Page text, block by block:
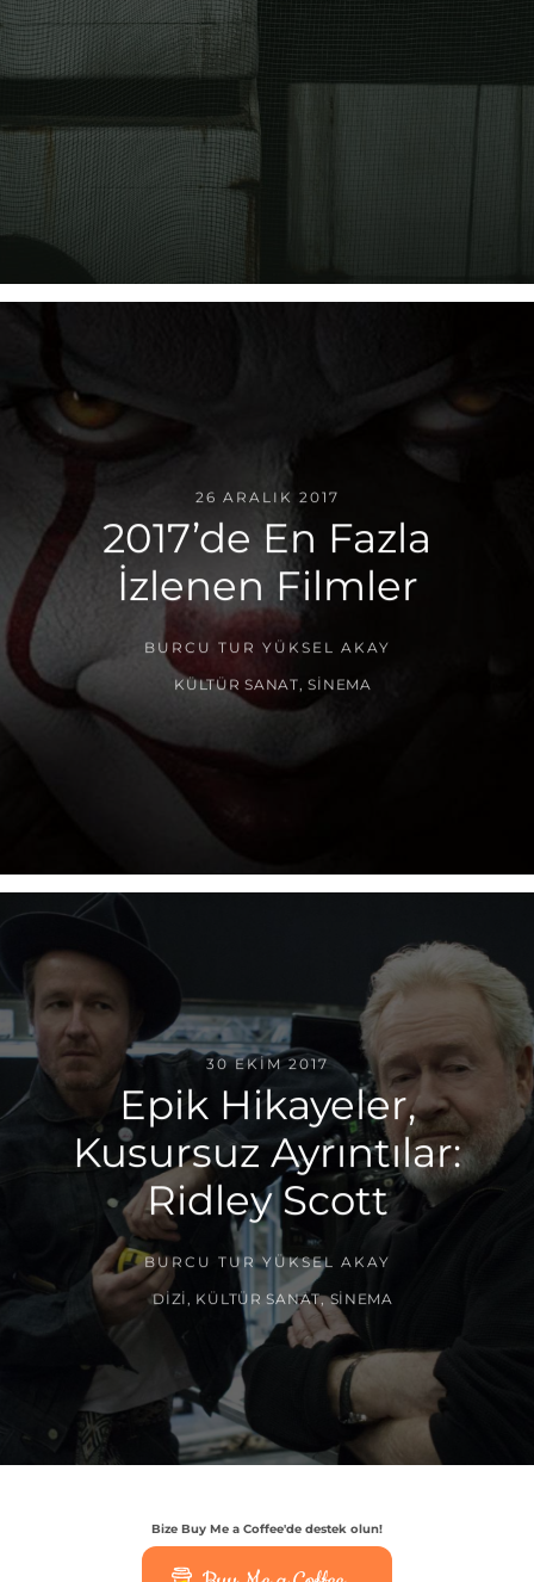
26 ARALIK 2017
2017’de En Fazla
İzlenen Filmler
BURCU TUR YÜKSEL AKAY
KÜLTÜR SANAT ,SINEMA
30 EKIM 2017
Epik Hikayeler,
Kusursuz Ayrıntılar:
Ridley Scott
BURCU TUR YÜKSEL AKAY
DIZI KÜLTÜR SANAT,SINEMA
Bize Buy Me a Coffee'de destek olun!